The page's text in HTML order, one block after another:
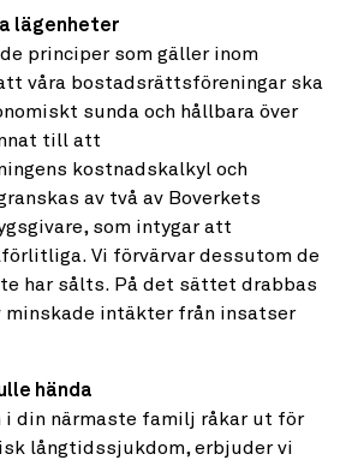
lägenheter
principer som gäller inom
våra bostadsrättsföreningar ska
sunda och hållbara över
till att
kostnadskalkyl och
av två av Boverkets
som intygar att
Vi förvärvar dessutom de
har sålts. På det sättet drabbas
minskade intäkter från insatser
hända
i din närmaste familj råkar ut för
långtidssjukdom, erbjuder vi